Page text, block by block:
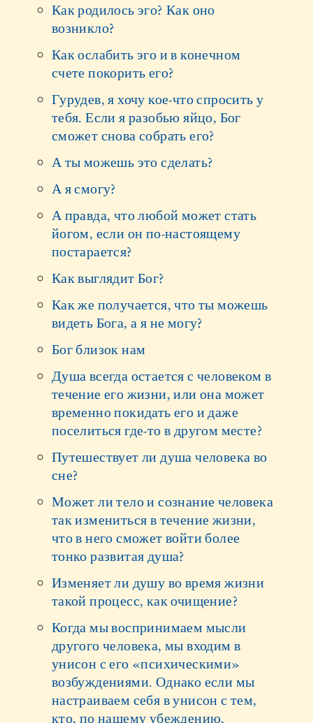
Как родилось эго? Как оно
возникло?
Как ослабить эго и в конечном
счете покорить его?
Гурудев, я хочу кое-что спросить у
тебя. Если я разобью яйцо, Бог
сможет снова собрать его?
А ты можешь это сделать?
А я смогу?
А правда, что любой может стать
йогом, если он по-настоящему
постарается?
Как выглядит Бог?
Как же получается, что ты можешь
видеть Бога, а я не могу?
Бог близок нам
Душа всегда остается с человеком в
течение его жизни, или она может
временно покидать его и даже
поселиться где-то в другом месте?
Путешествует ли душа человека во
сне?
Может ли тело и сознание человека
так измениться в течение жизни,
что в него сможет войти более
тонко развитая душа?
Изменяет ли душу во время жизни
такой процесс, как очищение?
Когда мы воспринимаем мысли
другого человека, мы входим в
унисон с его «психическими»
возбуждениями. Однако если мы
настраиваем себя в унисон с тем,
кто, по нашему убеждению,